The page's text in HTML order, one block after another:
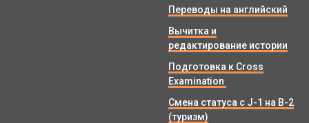
Переводы на английский
Вычитка и
редактирование истории
Подготовка к Cross
Examination
Смена статуса с J-1 на B-2
(туризм)